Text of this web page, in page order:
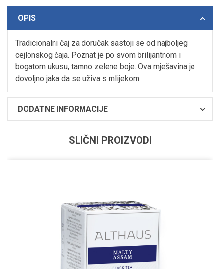
OPIS
Tradicionalni čaj za doručak sastoji se od najboljeg
cejlonskog čaja. Poznat je po svom brilijantnom i
bogatom ukusu, tamno zelene boje. Ova mješavina je
dovoljno jaka da se uživa s mlijekom.
DODATNE INFORMACIJE
SLIČNI PROIZVODI